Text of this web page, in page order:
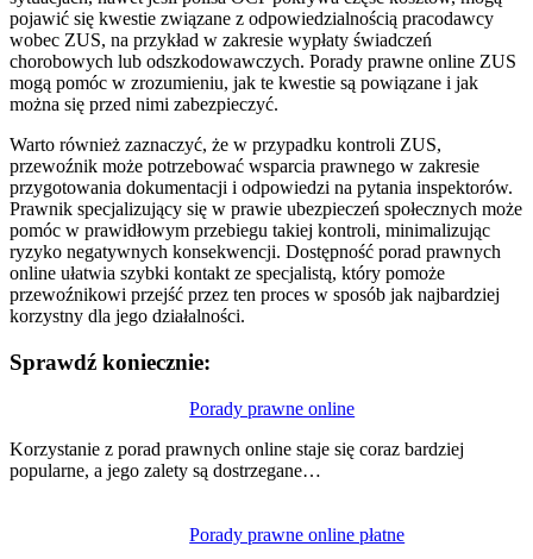
pojawić się kwestie związane z odpowiedzialnością pracodawcy
wobec ZUS, na przykład w zakresie wypłaty świadczeń
chorobowych lub odszkodowawczych. Porady prawne online ZUS
mogą pomóc w zrozumieniu, jak te kwestie są powiązane i jak
można się przed nimi zabezpieczyć.
Warto również zaznaczyć, że w przypadku kontroli ZUS,
przewoźnik może potrzebować wsparcia prawnego w zakresie
przygotowania dokumentacji i odpowiedzi na pytania inspektorów.
Prawnik specjalizujący się w prawie ubezpieczeń społecznych może
pomóc w prawidłowym przebiegu takiej kontroli, minimalizując
ryzyko negatywnych konsekwencji. Dostępność porad prawnych
online ułatwia szybki kontakt ze specjalistą, który pomoże
przewoźnikowi przejść przez ten proces w sposób jak najbardziej
korzystny dla jego działalności.
Sprawdź koniecznie:
Porady prawne online
Korzystanie z porad prawnych online staje się coraz bardziej
popularne, a jego zalety są dostrzegane…
Porady prawne online płatne
wpisu